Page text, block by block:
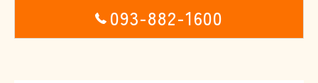
093-882-1600